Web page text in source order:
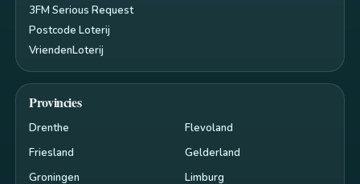
3FM Serious Request
Postcode Loterij
VriendenLoterij
Provincies
Drenthe
Flevoland
Friesland
Gelderland
Groningen
Limburg